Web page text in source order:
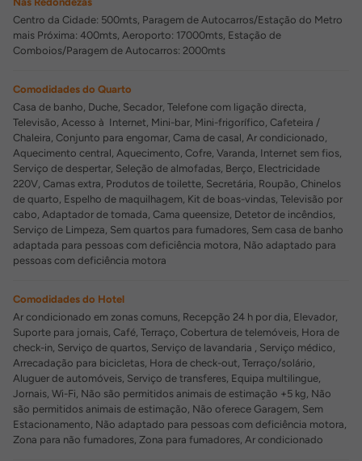
Centro da Cidade: 500mts, Paragem de Autocarros/Estação do Metro
mais Próxima: 400mts, Aeroporto: 17000mts, Estação de
Comboios/Paragem de Autocarros: 2000mts
Comodidades do Quarto
Casa de banho, Duche, Secador, Telefone com ligação directa,
Televisão, Acesso à Internet, Mini-bar, Mini-frigorífico, Cafeteira /
Chaleira, Conjunto para engomar, Cama de casal, Ar condicionado,
Aquecimento central, Aquecimento, Cofre, Varanda, Internet sem fios,
Serviço de despertar, Seleção de almofadas, Berço, Electricidade
220V, Camas extra, Produtos de toilette, Secretária, Roupão, Chinelos
de quarto, Espelho de maquilhagem, Kit de boas-vindas, Televisão por
cabo, Adaptador de tomada, Cama queensize, Detetor de incêndios,
Serviço de Limpeza, Sem quartos para fumadores, Sem casa de banho
adaptada para pessoas com deficiência motora, Não adaptado para
pessoas com deficiência motora
Comodidades do Hotel
Ar condicionado em zonas comuns, Recepção 24 h por dia, Elevador,
Suporte para jornais, Café, Terraço, Cobertura de telemóveis, Hora de
check-in, Serviço de quartos, Serviço de lavandaria , Serviço médico,
Arrecadação para bicicletas, Hora de check-out, Terraço/solário,
Aluguer de automóveis, Serviço de transferes, Equipa multilingue,
Jornais, Wi-Fi, Não são permitidos animais de estimação +5 kg, Não
são permitidos animais de estimação, Não oferece Garagem, Sem
Estacionamento, Não adaptado para pessoas com deficiência motora,
Zona para não fumadores, Zona para fumadores, Ar condicionado